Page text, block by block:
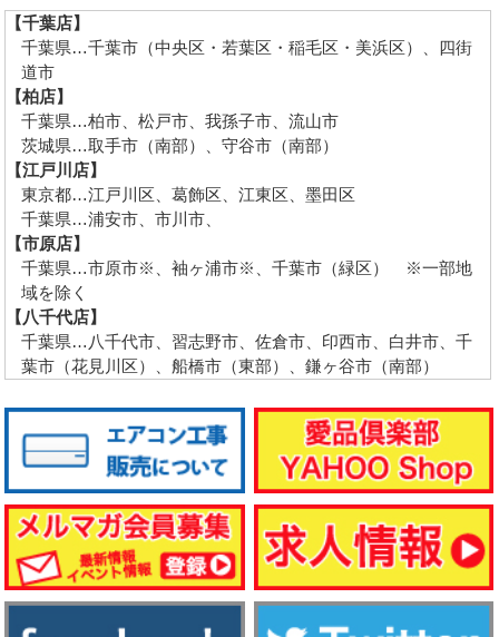
【千葉店】
千葉県…千葉市（中央区・若葉区・稲毛区・美浜区）、四街
道市
【柏店】
千葉県…柏市、松戸市、我孫子市、流山市
茨城県…取手市（南部）、守谷市（南部）
【江戸川店】
東京都…江戸川区、葛飾区、江東区、墨田区
千葉県…浦安市、市川市、
【市原店】
千葉県…市原市※、袖ヶ浦市※、千葉市（緑区） ※一部地
域を除く
【八千代店】
千葉県…八千代市、習志野市、佐倉市、印西市、白井市、千
葉市（花見川区）、船橋市（東部）、鎌ヶ谷市（南部）